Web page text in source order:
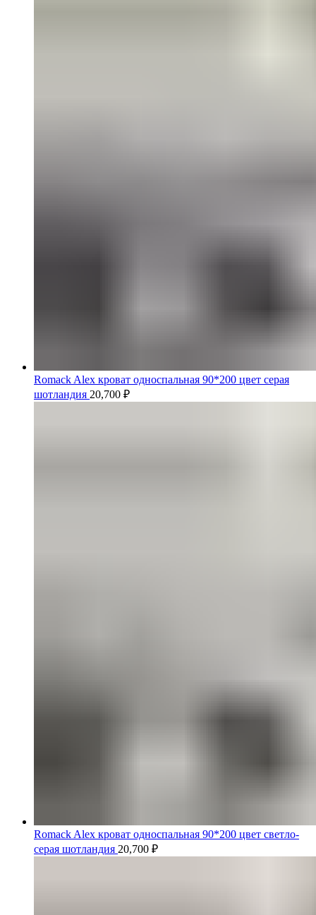
Romack Alex кроват односпальная 90*200 цвет серая
шотландия 20,700 ₽
Romack Alex кроват односпальная 90*200 цвет светло-
серая шотландия 20,700 ₽